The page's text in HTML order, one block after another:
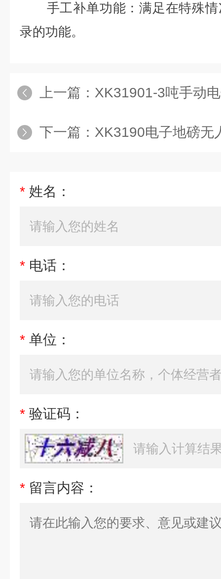
手工补单功能：满足在特殊情
录的功能。
上一篇： XK31901-3吨手动
下一篇： XK3190电子地磅无
* 姓名：
* 电话：
* 单位：
* 验证码：
* 留言内容：